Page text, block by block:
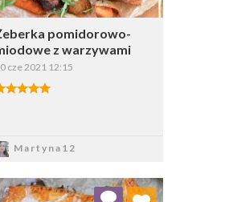
pomidorowo-
z warzywami
cze 2021 12:15
Martyna12
Dodaj do ulubionych